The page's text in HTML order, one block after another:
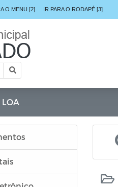
O MENU [2] IR PARA O RODAPÉ [3]
LOA